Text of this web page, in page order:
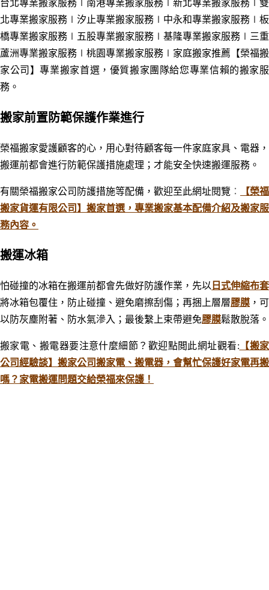
台北專業搬家服務∣南港專業搬家服務 ∣新北專業搬家服務 ∣雙
北專業搬家服務 ∣汐止專業搬家服務 ∣中永和專業搬家服務 ∣板
橋專業搬家服務 ∣五股專業搬家服務 ∣基隆專業搬家服務 ∣三重
蘆洲專業搬家服務 ∣桃園專業搬家服務 ∣ 家庭搬家推薦【榮福搬
家公司】專業搬家首選，優質搬家團隊給您專業信賴的搬家服
務。
搬家前置防範保護作業進行
榮福搬家愛護顧客的心 ，用心對待顧客每一件家庭家具、電器 ，
搬運前都會進行防範保護措施處理；才能安全快速搬運服務。
有關榮福搬家公司防護措施等配備，歡迎至此網址閱覽 ：
【榮福
搬家貨運有限公司】搬家首選，專業搬家基本配備介紹及搬家服
務內容。
搬運冰箱
怕碰撞的冰箱在搬運前都會先做好防護作業，先以 日式伸縮布套
將冰箱包覆住，防止碰撞、避免磨擦刮傷；再捆上層層膠膜 ，可
以防灰塵附著、防水氣滲入；最後繫上束帶避免膠膜鬆散脫落。
搬家電、搬電器要注意什麼細節？歡迎點閲此網址觀看: 【搬家
公司經驗談】搬家公司搬家電、搬電器，會幫忙保護好家電再搬
嗎？家電搬運問題交給榮福來保護！